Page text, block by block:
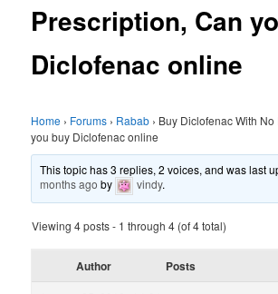
Prescription, Can
Diclofenac online
Home › Forums › Rabab › Buy Diclofenac With
you buy Diclofenac online
This topic has 3 replies, 2 voices, and was last
months ago by vindy.
Viewing 4 posts - 1 through 4 (of 4 total)
Author Posts